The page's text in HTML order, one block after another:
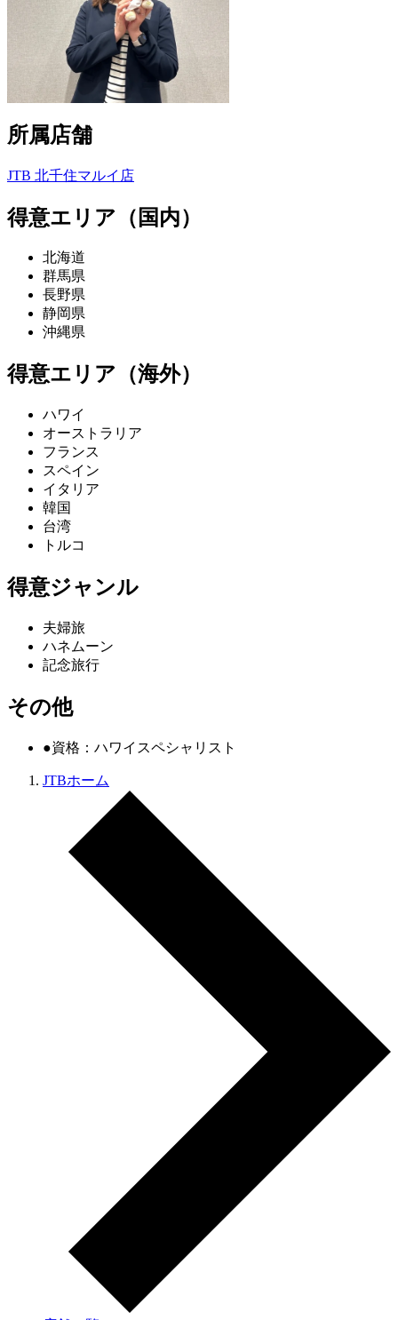
所属店舗
JTB 北千住マルイ店
得意エリア（国内）
北海道
群馬県
長野県
静岡県
沖縄県
得意エリア（海外）
ハワイ
オーストラリア
フランス
スペイン
イタリア
韓国
台湾
トルコ
得意ジャンル
夫婦旅
ハネムーン
記念旅行
その他
●資格：ハワイスペシャリスト
JTBホーム